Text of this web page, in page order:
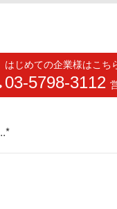
はじめての企業様はこち
03-5798-3112
..*